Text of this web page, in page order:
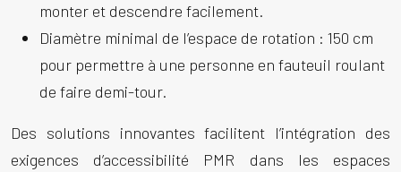
monter et descendre facilement.
Diamètre minimal de l’espace de rotation : 150 cm
pour permettre à une personne en fauteuil roulant
de faire demi-tour.
Des solutions innovantes facilitent l’intégration des
exigences d’accessibilité PMR dans les espaces